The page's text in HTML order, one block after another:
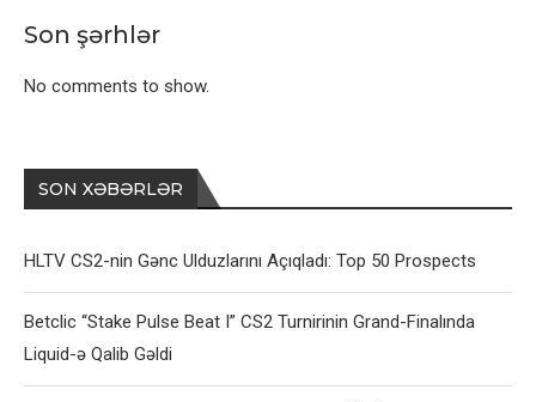
Son şərhlər
No comments to show.
SON XƏBƏRLƏR
HLTV CS2-nin Gənc Ulduzlarını Açıqladı: Top 50 Prospects
Betclic “Stake Pulse Beat I” CS2 Turnirinin Grand-Finalında
Liquid-ə Qalib Gəldi